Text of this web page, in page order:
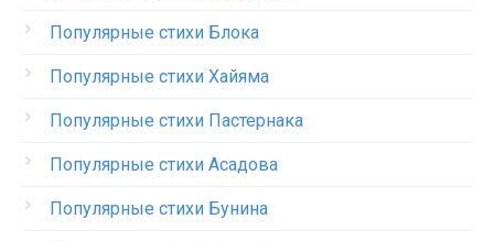
Популярные стихи Блока
Популярные стихи Хайяма
Популярные стихи Пастернака
Популярные стихи Асадова
Популярные стихи Бунина